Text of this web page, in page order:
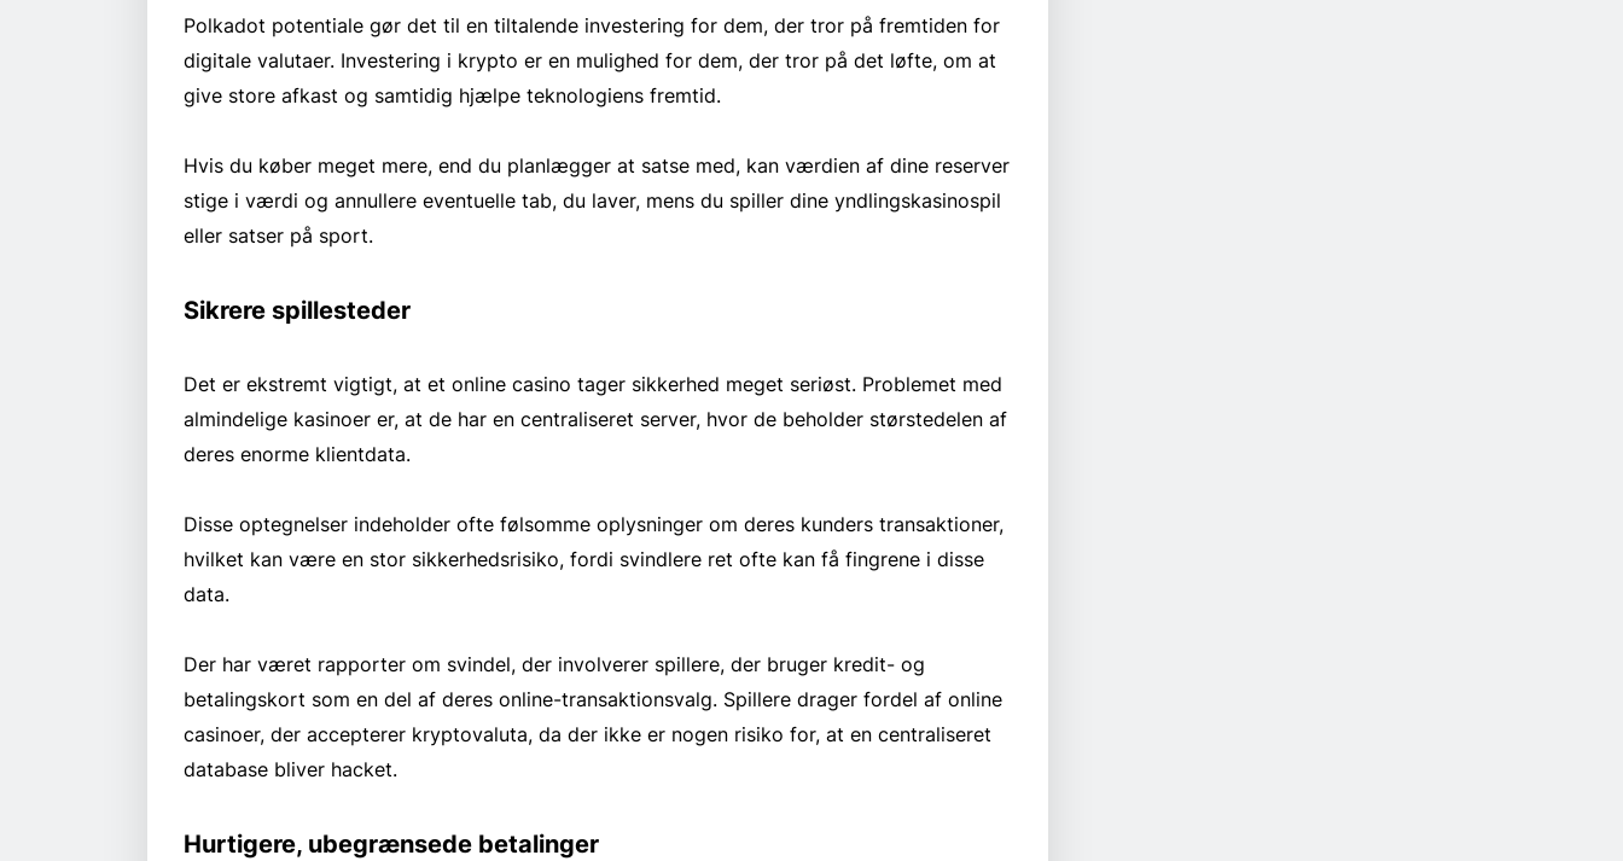
Polkadot potentiale gør det til en tiltalende investering for dem, der tror på fremtiden for
digitale valutaer. Investering i krypto er en mulighed for dem, der tror på det løfte, om at
give store afkast og samtidig hjælpe teknologiens fremtid.
Hvis du køber meget mere, end du planlægger at satse med, kan værdien af dine reserver
stige i værdi og annullere eventuelle tab, du laver, mens du spiller dine yndlingskasinospil
eller satser på sport.
Sikrere spillesteder
Det er ekstremt vigtigt, at et online casino tager sikkerhed meget seriøst. Problemet med
almindelige kasinoer er, at de har en centraliseret server, hvor de beholder størstedelen af
deres enorme klientdata.
Disse optegnelser indeholder ofte følsomme oplysninger om deres kunders transaktioner,
hvilket kan være en stor sikkerhedsrisiko, fordi svindlere ret ofte kan få fingrene i disse
data.
Der har været rapporter om svindel, der involverer spillere, der bruger kredit- og
betalingskort som en del af deres online-transaktionsvalg. Spillere drager fordel af online
casinoer, der accepterer kryptovaluta, da der ikke er nogen risiko for, at en centraliseret
database bliver hacket.
Hurtigere, ubegrænsede betalinger